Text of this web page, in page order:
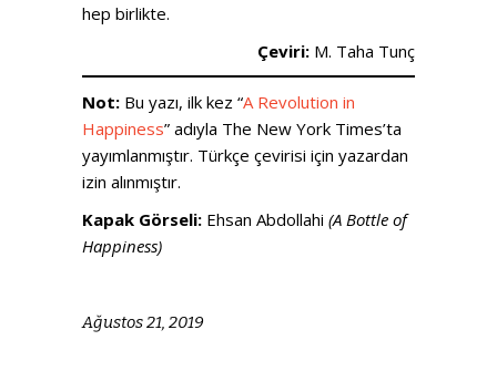
hep birlikte.
Çeviri: M. Taha Tunç
Not: Bu yazı, ilk kez “A Revolution in
Happiness” adıyla The New York Times’ta
yayımlanmıştır. Türkçe çevirisi için yazardan
izin alınmıştır.
Kapak Görseli: Ehsan Abdollahi (A Bottle of
Happiness)
Ağustos 21, 2019